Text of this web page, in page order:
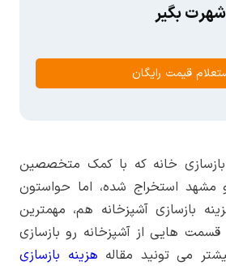
بگیر
قیمت رایگان
بازسازی خانه که با کمک متخصصین
مشهد استخراج شده، اما حواستون
بازسازی آشپزخانه هم، مهمترین
قسمت هایی از آشپزخانه رو بازسازی
می تونید مقاله هزینه بازسازی